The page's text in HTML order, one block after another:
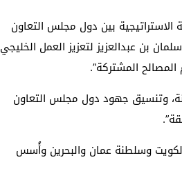
الاستراتيجية بين دول مجلس التعاون
بن عبدالعزيز لتعزيز العمل الخليجي
المشتركة”.
وتنسيق جهود دول مجلس التعاون
وسلطنة عمان والبحرين وأُسس